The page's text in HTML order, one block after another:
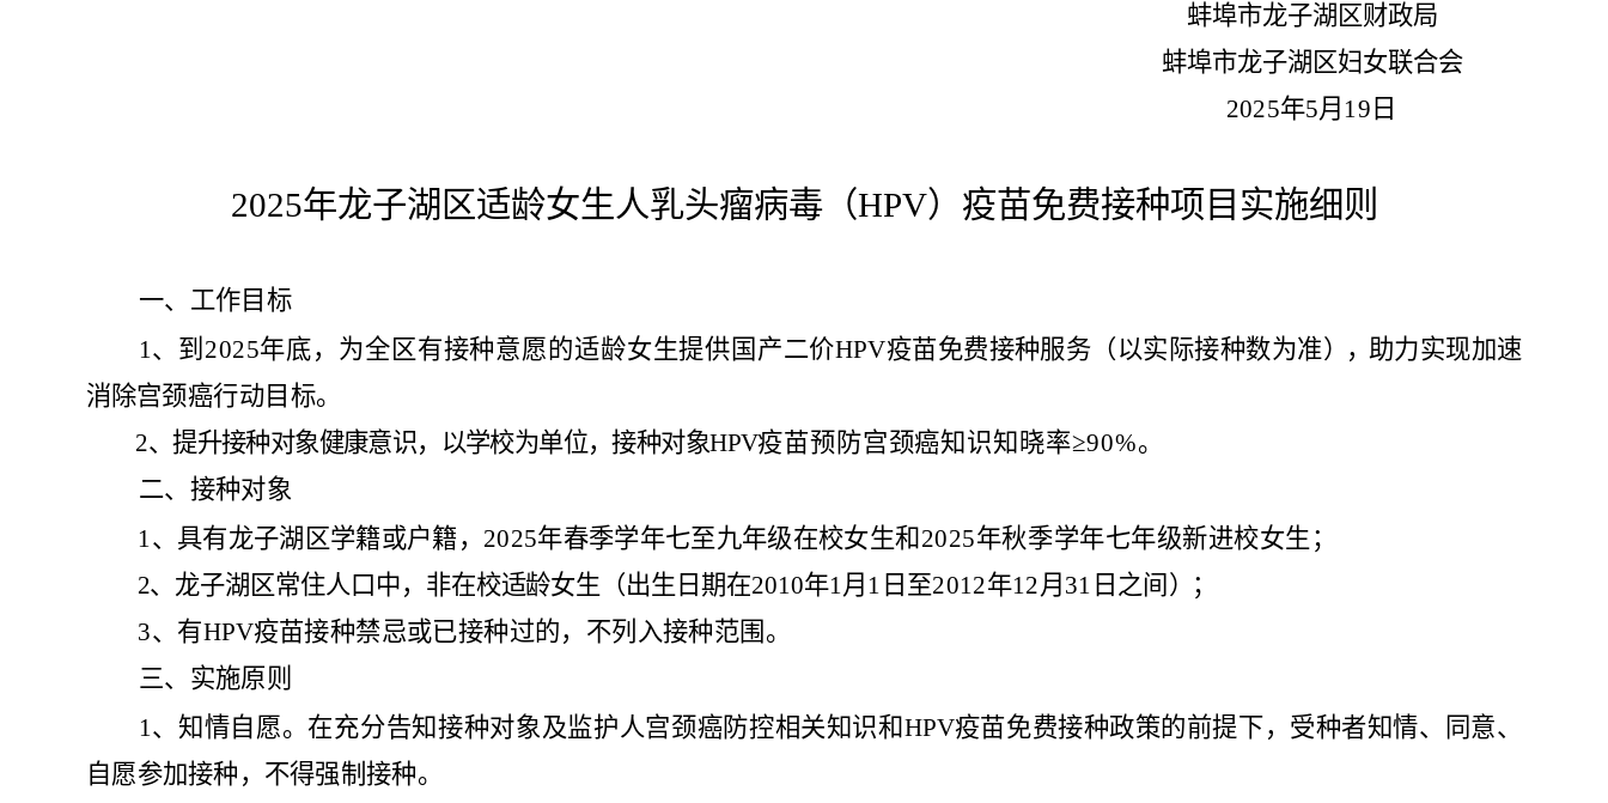
蚌埠市龙子湖区财政局
蚌埠市龙子湖区妇女联合会
2025年5月 19 日
2025年龙子湖区适龄女生人乳头瘤病毒（HPV）疫苗免费接种项目实施细则
一、工作目标
1、 到 2025年底， 为全区有接种意愿的适龄女生提供国产二价HPV疫苗免费接种服务（以实际接种数为准）， 助力实现加速
消除宫颈癌行动目标。
2、提升接种对象健康意识，以学校为单位，接种对象HPV疫苗预防宫颈癌知识知晓率≥90%。
二、接种对象
1、 具有龙子湖区学籍或户籍， 2025年春季学年七至九年级在校女生和 2025年秋季学年七年级新进校女生；
2、龙子湖区常住人口中，非在校适龄女生（出生日期在2010年1月 1 日至2012年12月 31 日之间 ）；
3、 有HPV疫苗接种禁忌或已接种过的，不列入接种范围。
三、实施原则
1、 知情自愿。 在充分告知接种对象及监护人宫颈癌防控相关知识和HPV疫苗免费接种政策的前提下，受种者知情、同意、
自愿参加接种，不得强制接种。